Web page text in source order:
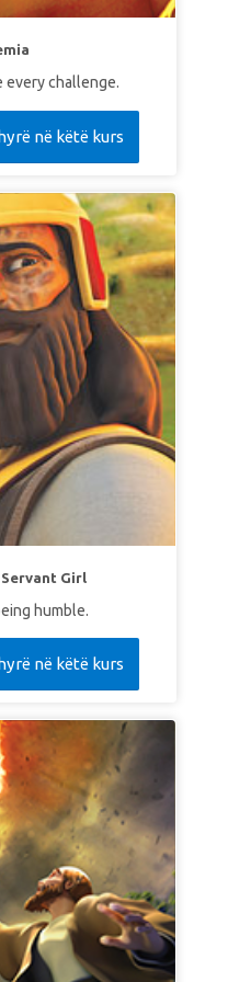
every challenge.
në këtë kurs
Girl
humble.
në këtë kurs